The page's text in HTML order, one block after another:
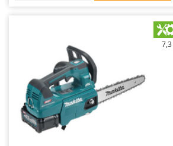
Prismafood
R.G.V.
Rato
Reber
Redback
7,3